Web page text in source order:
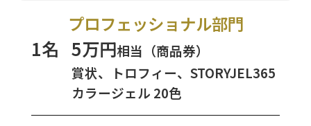
プロフェッショナル部門
1名 5万円相当（商品券）
賞状、トロフィー、STORYJEL365
カラージェル 20色